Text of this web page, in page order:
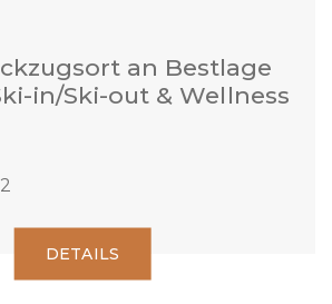
an Bestlage
in/Ski-out & Wellness
DETAILS